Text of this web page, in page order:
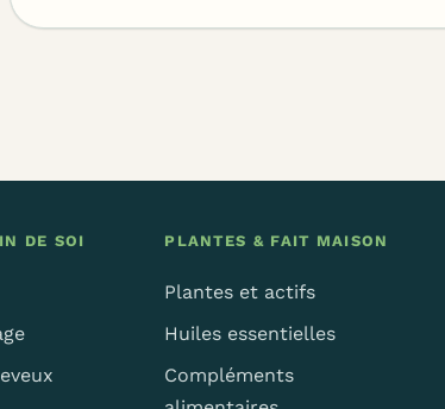
DE SOI PLANTES & FAIT MAISON
Plantes et actifs
Huiles essentielles
Compléments